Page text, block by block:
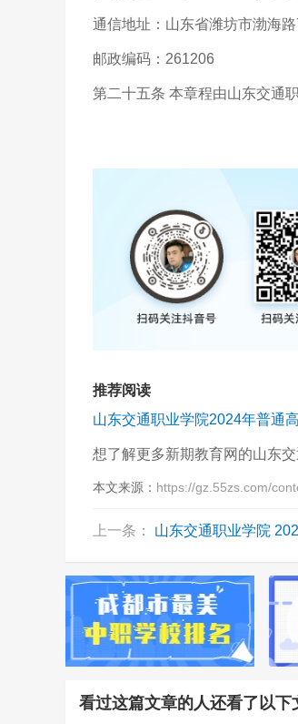
通信地址：山东省潍坊市渤海
邮政编码：261206
第二十五条 本章程由山东交通
推荐阅读
山东交通职业学院2024年普通
想了解更多新期教育网的山东
本文来源： https://gz.55zs.com/
上一条： 山东交通职业学院 2025年高职（专
看过这篇文章的人还看了以下